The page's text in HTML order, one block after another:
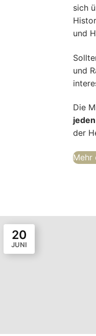
sich
und
und
Die
der
Mehr
20
JUNI